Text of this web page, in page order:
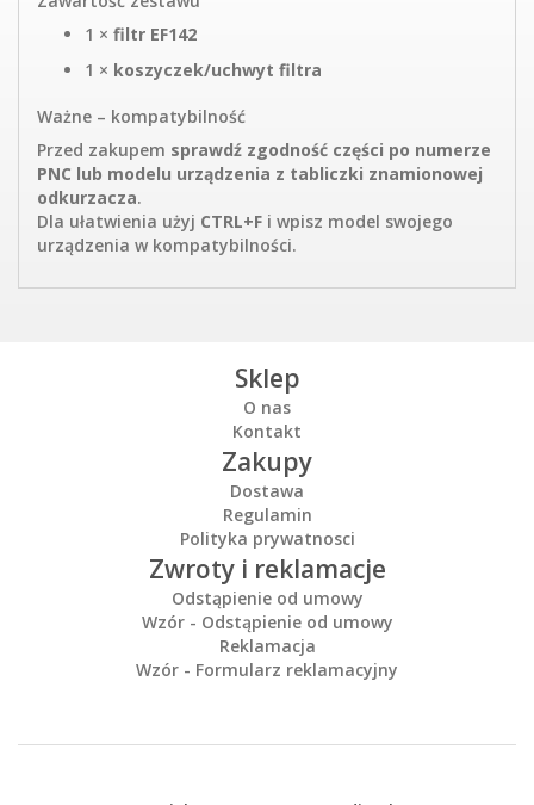
1 × filtr EF142
1 × koszyczek/uchwyt filtra
Ważne – kompatybilność
Przed zakupem sprawdź zgodność części po numerze
PNC lub modelu urządzenia z tabliczki znamionowej
odkurzacza.
Dla ułatwienia użyj CTRL+F i wpisz model swojego
urządzenia w kompatybilności.
Sklep
O nas
Kontakt
Zakupy
Dostawa
Regulamin
Polityka prywatnosci
Zwroty i reklamacje
Odstąpienie od umowy
Wzór - Odstąpienie od umowy
Reklamacja
Wzór - Formularz reklamacyjny